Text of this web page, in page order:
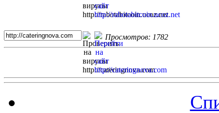
Просмотров: 1782